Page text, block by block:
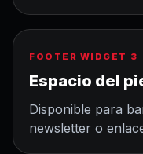
FOOTER WIDGET 3
Espacio del
Disponible para
newsletter o